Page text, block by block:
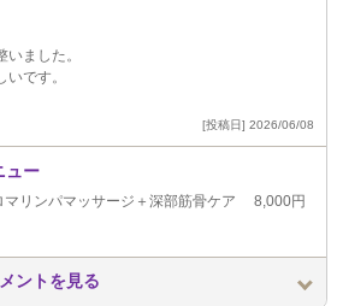
ました。
です。
[投稿日] 2026/06/08
ュー
マリンパマッサージ＋深部筋骨ケア 8,000円
ントを見る